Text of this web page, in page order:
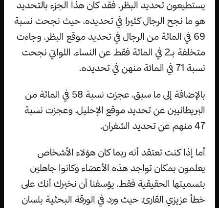
يستطيعون تحديد البظر، فقد كان هذا الجزء بالتحديد
هو ما نجح الرجال كثيرا في تحديده، حيث نجحت نسبة
69 في المائة من الرجال في تحديد موقع البظر، وجاءت
متخلفة بـ2 في المائة فقط عن النساء، اللواتي نجحت
نسبة 71 في المائة منهن في تحديده.
بالإضافة إلى ما سبق، عجزت نسبة 58 في المائة من
البريطانيين عن تحديد موقع الإحليل، وعجزت نسبة
47 منهم عن تحديد الشفران.
أما إذا كنت تعتقد أنه ربما كان هؤلاء الأشخاص
يعلمون بمكان تواجد هذه الأعضاء وكانوا جاهلين
بتسميتها الحقيقية فقط، يؤسفنا أن نخبرك أنك على
خطأ عزيزي القارئ، حيث ورد في الورقة البحثية بلسان